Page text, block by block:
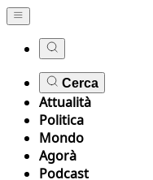
Cerca
Attualità
Politica
Mondo
Agorà
Podcast